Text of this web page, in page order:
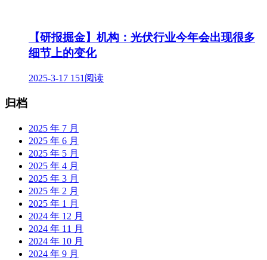
【研报掘金】机构：光伏行业今年会出现很多
细节上的变化
2025-3-17 151阅读
归档
2025 年 7 月
2025 年 6 月
2025 年 5 月
2025 年 4 月
2025 年 3 月
2025 年 2 月
2025 年 1 月
2024 年 12 月
2024 年 11 月
2024 年 10 月
2024 年 9 月